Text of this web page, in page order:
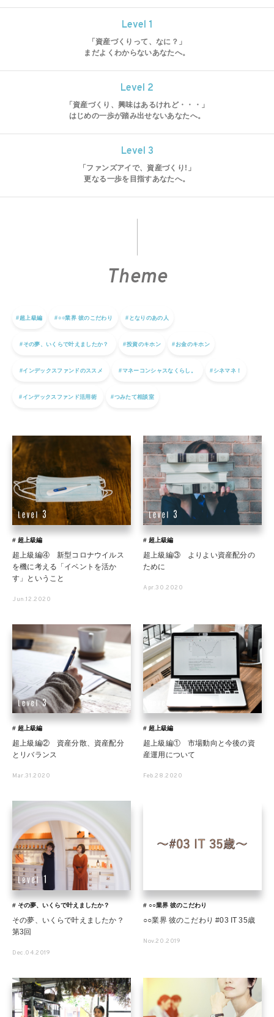
Level 1
「資産づくりって、なに？」
まだよくわからないあなたへ。
Level 2
「資産づくり、興味はあるけれど・・・」
はじめの一歩が踏み出せないあなたへ。
Level 3
「ファンズアイで、資産づくり!」
更なる一歩を目指すあなたへ。
Theme
#超上級編 #○○業界 彼のこだわり #となりのあの人
#その夢、いくらで叶えましたか？ #投資のキホン #お金のキホン
#インデックスファンドのススメ #マネーコンシャスなくらし。 #シネマネ！
#インデックスファンド活用術 #つみたて相談室
# 超上級編
超上級編④ 新型コロナウイルス
を機に考える「イベントを活か
す」ということ
Jun.12.2020
# 超上級編
超上級編③ よりよい資産配分の
ために
Apr.30.2020
# 超上級編
超上級編② 資産分散、資産配分
とリバランス
Mar.31.2020
# 超上級編
超上級編① 市場動向と今後の資
産運用について
Feb.28.2020
# その夢、いくらで叶えましたか？
その夢、いくらで叶えましたか？
第3回
Dec.04.2019
# ○○業界 彼のこだわり
○○業界 彼のこだわり #03 IT 35歳
Nov.20.2019